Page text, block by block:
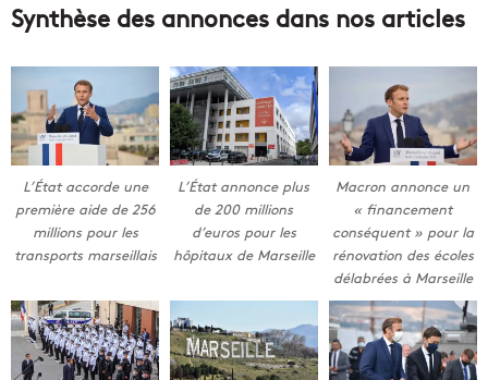
Synthèse des annonces dans nos articles
L’État accorde une
première aide de 256
millions pour les
transports marseillais
L’État annonce plus
de 200 millions
d’euros pour les
hôpitaux de Marseille
Macron annonce un
« financement
conséquent » pour la
rénovation des écoles
délabrées à Marseille